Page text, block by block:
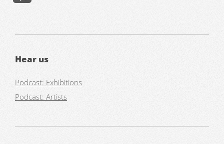
Hear us
Podcast: Exhibitions
Podcast: Artists